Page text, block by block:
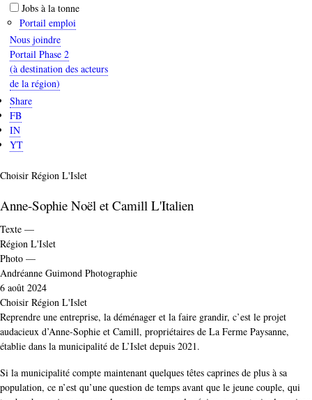
Jobs à la tonne
Portail emploi
Nous joindre
Portail Phase 2
(à destination des acteurs
de la région)
Share
FB
IN
YT
Catégorie
Choisir Région L'Islet
Anne-Sophie Noël et Camill L'Italien
Texte —
Région L'Islet
Photo —
Andréanne Guimond Photographie
6 août 2024
Catégorie
Choisir Région L'Islet
Reprendre une entreprise, la déménager et la faire grandir, c’est le projet
audacieux d’Anne-Sophie et Camill, propriétaires de La Ferme Paysanne,
établie dans la municipalité de L’Islet depuis 2021.
Si la municipalité compte maintenant quelques têtes caprines de plus à sa
population, ce n’est qu’une question de temps avant que le jeune couple, qui